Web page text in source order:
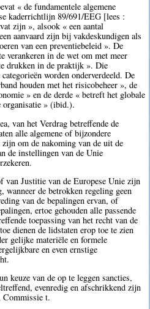
« de fundamentele algemene
kaderrichtlijn 89/691/EEG [lees :
zijn », alsook « een aantal
aanvaard zijn bij vakdeskundigen als
van een preventiebeleid ». De
verankeren in de wet om met meer
drukken in de praktijk ». Die
worden onderverdeeld. De
houden met het risicobeheer », de
» en de derde « betreft het globale
organisatie » (ibid.).
van het Verdrag betreffende de
alle algemene of bijzondere
om de nakoming van de uit de
de instellingen van de Unie
van Justitie van de Europese Unie zijn
wanneer de betrokken regeling geen
van de bepalingen ervan, of
ertoe gehouden alle passende
toepassing van het recht van de
dienen de lidstaten erop toe te zien
gelijke materiële en formele
en even ernstige
van de op te leggen sancties,
evenredig en afschrikkend zijn
Commissie t.